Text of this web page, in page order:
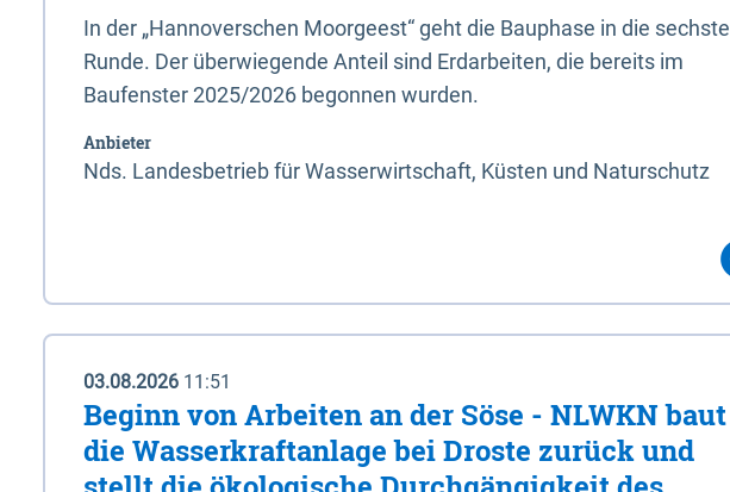
In der „Hannoverschen Moorgeest“ geht die Bauphase in die sechste
Runde. Der überwiegende Anteil sind Erdarbeiten, die bereits im
Baufenster 2025/2026 begonnen wurden.
Anbieter
Nds. Landesbetrieb für Wasserwirtschaft, Küsten und Naturschutz
03.08.2026 11:51
Beginn von Arbeiten an der Söse - NLWKN baut
die Wasserkraftanlage bei Droste zurück und